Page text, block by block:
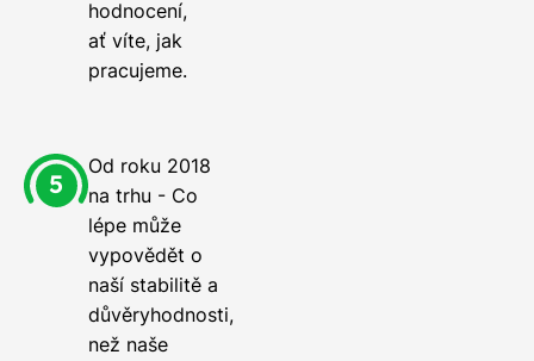
hodnocení,
ať víte, jak
pracujeme.
Od roku 2018
na trhu - Co
lépe může
vypovědět o
naší stabilitě a
důvěryhodnosti,
než naše